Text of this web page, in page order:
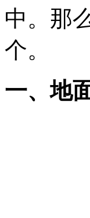
中。那
个。
一、地